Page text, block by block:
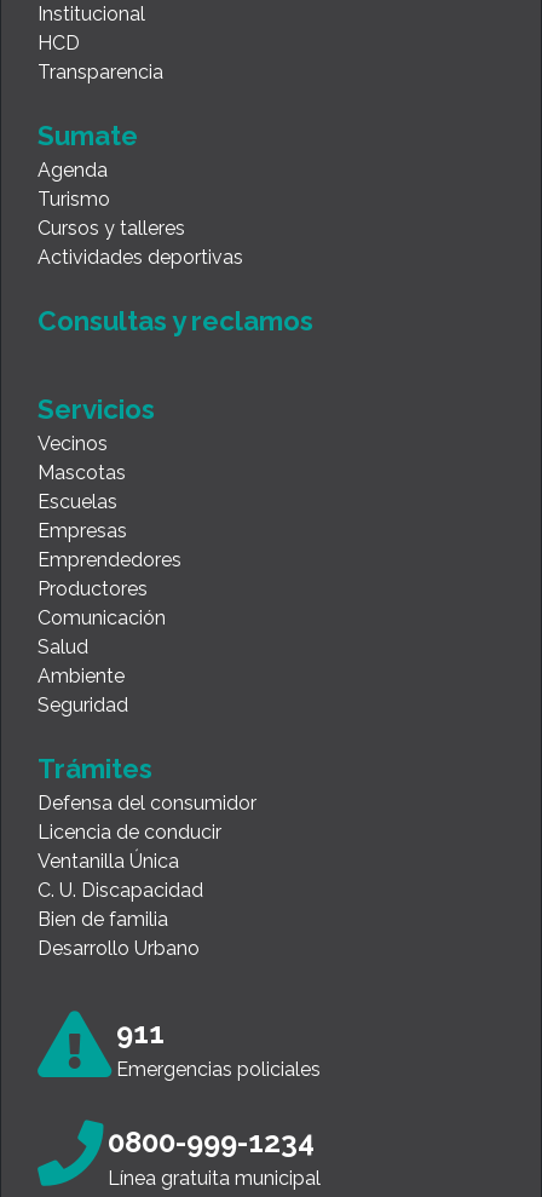
Institucional
HCD
Transparencia
Sumate
Agenda
Turismo
Cursos y talleres
Actividades deportivas
Consultas y reclamos
Servicios
Vecinos
Mascotas
Escuelas
Empresas
Emprendedores
Productores
Comunicación
Salud
Ambiente
Seguridad
Trámites
Defensa del consumidor
Licencia de conducir
Ventanilla Única
C. U. Discapacidad
Bien de familia
Desarrollo Urbano
911
Emergencias policiales
0800-999-1234
Línea gratuita municipal